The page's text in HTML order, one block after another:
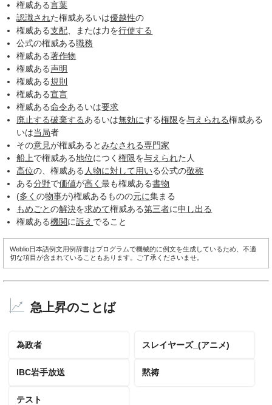
権威ある言葉
認識された権威あるいは優越性の
権威ある支配 、または力を行使する
公式の権威ある職務
権威ある著作物
権威ある声明
権威ある規則
権威ある宣言
権威ある命令あるいは要求
廃止する破棄するあるいは無効にする権限を与えられる権威ある
いは当局者
その意見が権威あるとみなされる専門家
船上で権威ある地位につく権限を与えられた人
高位の、権威ある 人物に対して用いる公式の敬称
ある分野で価値が高く最も権威ある書物
(多くの物事が)権威あるものの元に集まる
もめごとの解決を求めて権威ある第三者に申し出る
権威ある機関に訴え でること
Weblio日本語例文用例辞書はプログラムで機械的に例文を生成しているため、不適
切な項目が含まれていることもあります。ご了承くださいませ。
急上昇のことば
為政者 スレイヤーズ_(アニメ)
IBC岩手放送 黙祷
テスト